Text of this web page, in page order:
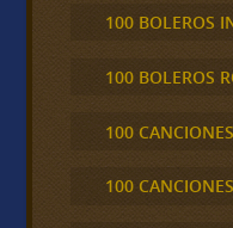
100 BOLEROS
100 BOLEROS
100
100